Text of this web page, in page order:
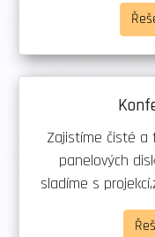
Zajistíme čisté a
panelových
sladíme s